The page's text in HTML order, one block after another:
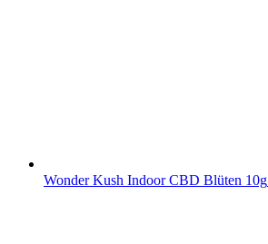
Wonder Kush Indoor CBD Blüten 10g